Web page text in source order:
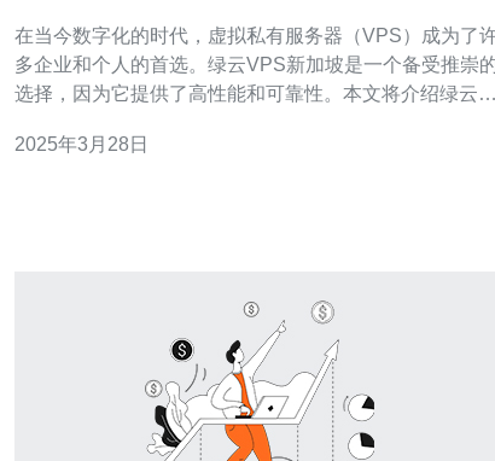
在当今数字化的时代，虚拟私有服务器（VPS）成为了
多企业和个人的首选。绿云VPS新加坡是一个备受推崇
选择，因为它提供了高性能和可靠性。本文将介绍绿云
技术和硬件设施，以确保高性能。其服务器使用英特尔处
2025年3月28日